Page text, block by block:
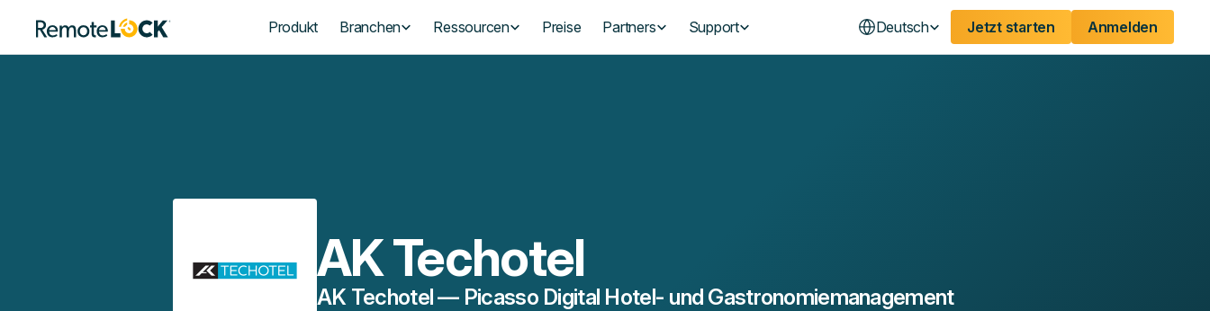
Startseite Produkt Branchen Ressourcen Preise Partners Support Deutsch Jetzt starten Anmelden
AK Techotel
AK Techotel — Picasso Digital Hotel- und Gastronomiemanagement